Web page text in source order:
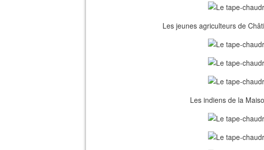
Les jeunes agriculteurs de
Les indiens de la